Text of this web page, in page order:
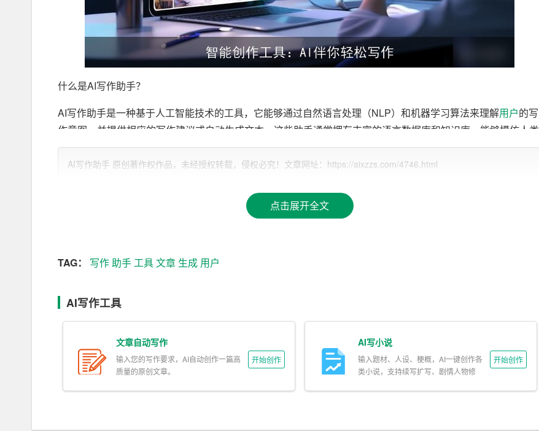
什么是AI写作助手？
AI写作助手是一种基于人工智能技术的工具，它能够通过自然语言处理（NLP）和机器学习算法来理解用户的写
作意图，并提供相应的写作建议或自动生成文本。这些助手通常拥有丰富的语言数据库和知识库，能够模仿人类
的语言风格和表达方式，从而协助用户提高写作效率和质量。
丰富的素材库
AI写作助手拥有庞大的素材库，包括历史事件、名人名言、流行语等，这些素材可以随时调用，为用户的写作增
语言风格的多样性
不同的写作场景需要不同的语言风格。AI写作助手能够根据用户的需求，调整写作风格，无论是正式的学术文
章，还是轻松的博客文章，都能应对自如。
AI写作助手 原创著作权作品，未经授权转载，侵权必究！文章网址：https://aixzzs.com/4746.html
点击展开全文
TAG： 写作助手工具文章 生成 用户
AI写作工具
文章自动写作
输入您的写作要求，AI自动创作一篇高
质量的原创文章。
开始创作
AI写小说
输入题材、人设、梗概，AI一键创作各
类小说，支持续写扩写、剧情人物修
开始创作